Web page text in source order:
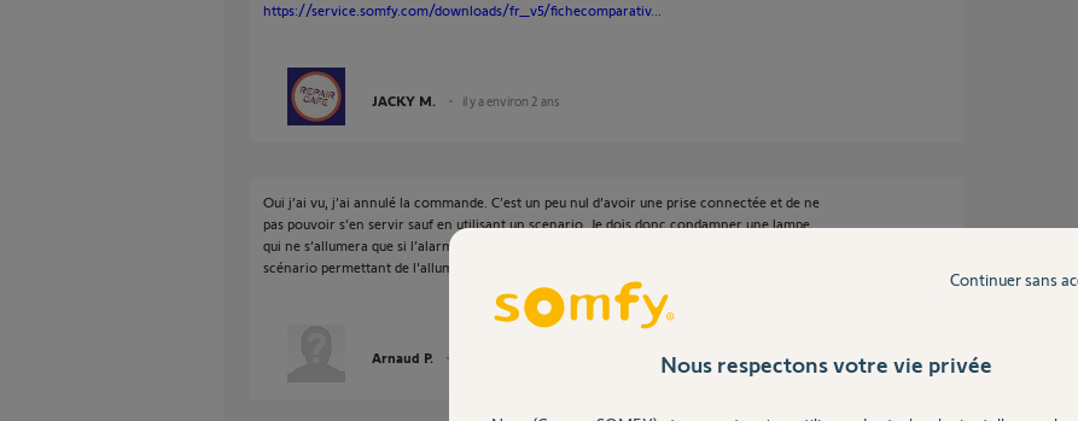
https://service.somfy.com/downloads/fr_v5/fichecomparativ...
JACKY M. il y a environ 2 ans
Oui j’ai vu, j’ai annulé la commande. C’est un peu nul d’avoir une prise connectée et de ne
pas pouvoir s’en servir sauf en utilisant un scenario. Je dois donc condamner une lampe
qui ne s’allumera que si l’alarme se met en marche, je ne peux même pas faire un autre
scénario permettant de l'allumer simplement.
Arnaud P. Nous respectons votre vie privée
Continuer sans